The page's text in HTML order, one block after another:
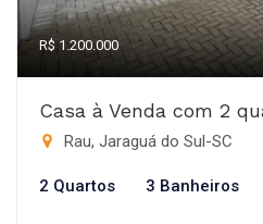
R$ 1.200.000
Casa à Venda com 2
Rau, Jaraguá do Sul-SC
2 Quartos 3 Banheiros